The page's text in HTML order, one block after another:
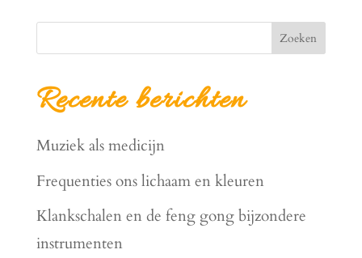
Zoeken
Recente berichten
Muziek als medicijn
Frequenties ons lichaam en kleuren
Klankschalen en de feng gong bijzondere
instrumenten